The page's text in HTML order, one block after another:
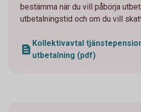
bestämma när du vill påbörja
utbetalningstid och om du vill
Kollektivavtal
utbetalning (pdf)